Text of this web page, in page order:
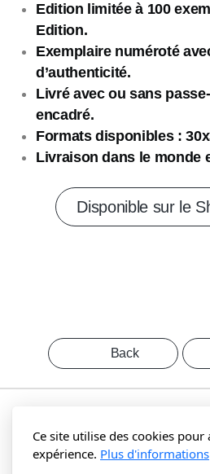
Edition limitée à 100
Edition.
Exemplaire numéroté
d’authenticité.
Livré avec ou sans
encadré.
Formats disponibles :
Livraison dans le monde
Disponible sur le
Back
Ce site utilise des cookies
expérience. Plus d'informations